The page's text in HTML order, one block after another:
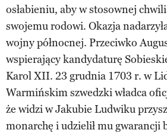
osłabieniu, aby w stosownej
swojemu rodowi. Okazja
wojny północnej. Przeciwko
wspierający kandydaturę
Karol XII. 23 grudnia 1703 r. w
Warmińskim szwedzki władca
że widzi w Jakubie Ludwiku
monarchę i udzielił mu gwarancji